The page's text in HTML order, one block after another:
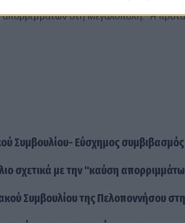
μεταξύ άλλων, πως "Σε καμία
απορριμμάτων στη Μεγαλόπολη." Η
Συμβουλίου- Εύσχημος
σχετικά με την "καύση
Συμβουλίου της Πελοποννήσου